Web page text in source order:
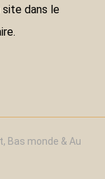
site dans le
Bas monde & Au